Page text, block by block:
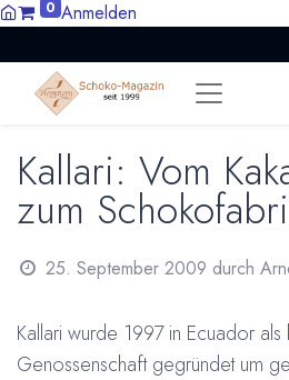
0 Anmelden
Kallari: Vom
zum
25. September 2009 durch
Kallari wurde 1997 in Ecuador
Genossenschaft gegründet um